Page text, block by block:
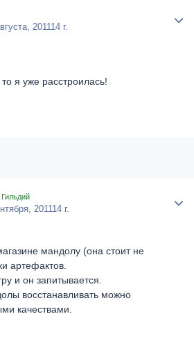
2011 14 г.
я уже расстроилась!
201114 г.
мандолу (она стоит не
артефактов.
и он запитывается.
восстанавливать можно
качествами.